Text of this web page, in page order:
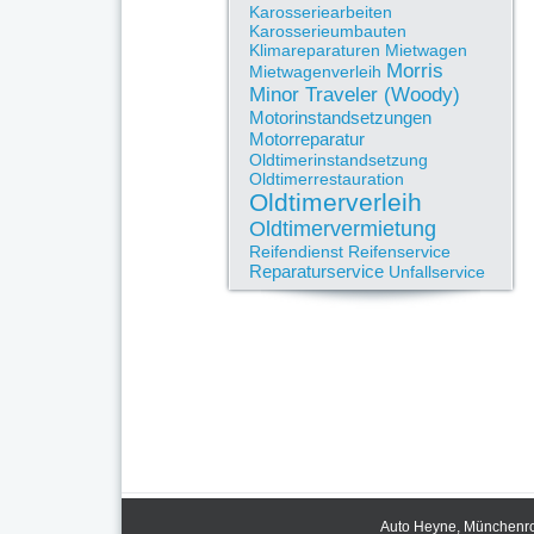
Karosseriearbeiten
Karosserieumbauten
Klimareparaturen Mietwagen
Mietwagenverleih Morris
Minor Traveler (Woody)
Motorinstandsetzungen
Motorreparatur
Oldtimerinstandsetzung
Oldtimerrestauration
Oldtimerverleih
Oldtimervermietung
Reifendienst Reifenservice
Reparaturservice Unfallservice
Auto Heyne,